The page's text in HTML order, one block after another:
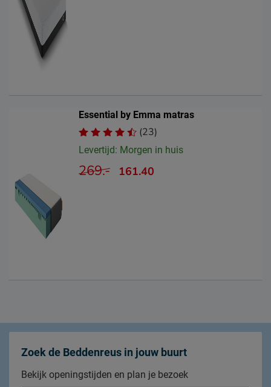
Essential by Emma matras
(23)
Levertijd: Morgen in huis
269.- 161.40
Zoek de Beddenreus in jouw buurt
Bekijk openingstijden en plan je bezoek